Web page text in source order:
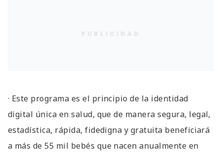
· Este programa es el principio de la identidad
digital única en salud, que de manera segura, legal,
estadística, rápida, fidedigna y gratuita beneficiará
a más de 55 mil bebés que nacen anualmente en